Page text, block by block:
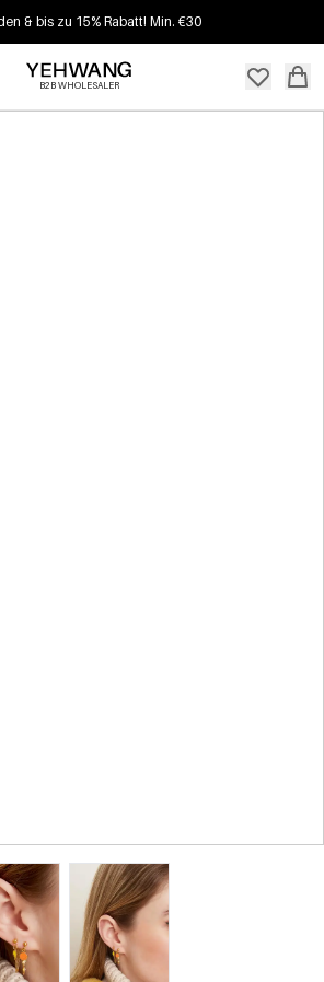
& bis zu 15% Rabatt! Min. €30
B2B WHOLESALER